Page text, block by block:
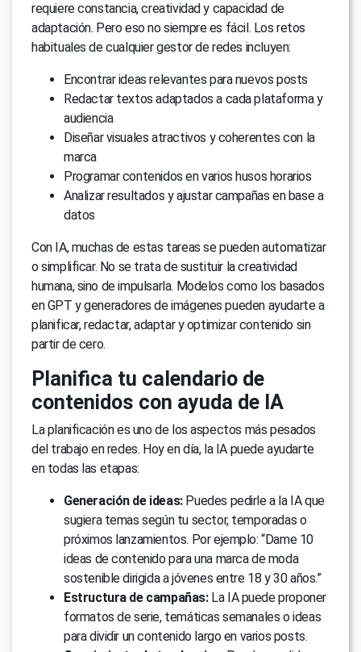
requiere constancia, creatividad y capacidad de
adaptación. Pero eso no siempre es fácil. Los retos
habituales de cualquier gestor de redes incluyen:
Encontrar ideas relevantes para nuevos posts
Redactar textos adaptados a cada plataforma y
audiencia
Diseñar visuales atractivos y coherentes con la
marca
Programar contenidos en varios husos horarios
Analizar resultados y ajustar campañas en base a
datos
Con IA, muchas de estas tareas se pueden automatizar
o simplificar. No se trata de sustituir la creatividad
humana, sino de impulsarla. Modelos como los basados
en GPT y generadores de imágenes pueden ayudarte a
planificar, redactar, adaptar y optimizar contenido sin
partir de cero.
Planifica tu calendario de
contenidos con ayuda de IA
La planificación es uno de los aspectos más pesados
del trabajo en redes. Hoy en día, la IA puede ayudarte
en todas las etapas:
Generación de ideas:Puedes pedirle a la IA que
sugiera temas según tu sector, temporadas o
próximos lanzamientos. Por ejemplo: “Dame 10
ideas de contenido para una marca de moda
sostenible dirigida a jóvenes entre 18 y 30 años.”
Estructura de campañas:La IA puede proponer
formatos de serie, temáticas semanales o ideas
para dividir un contenido largo en varios posts.